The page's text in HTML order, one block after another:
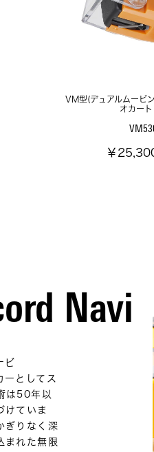
VM型(デュアルムービ
オカー
￥
Navi
ビ
ーとしてス
は50年以
けていま
ぎりなく深
まれた無限